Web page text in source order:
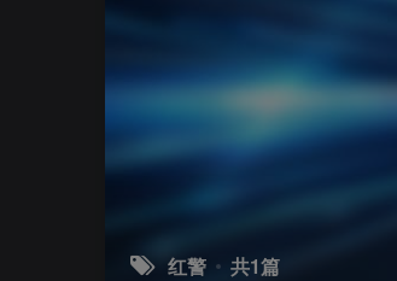
红警 共1篇